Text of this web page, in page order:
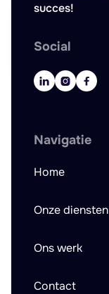
succes!
Social
  
Navigatie
Home
Onze diensten
Ons werk
Contact